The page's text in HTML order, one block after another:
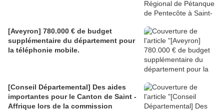
[Aveyron] 780.000 € de budget
supplémentaire du département pour
la téléphonie mobile.
[Conseil Départemental] Des aides
importantes pour le Canton de Saint -
Affrique lors de la commission